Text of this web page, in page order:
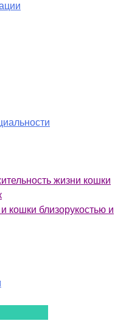
жизни кошки
кошки близорукостью и